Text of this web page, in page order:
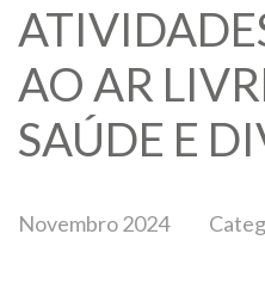
AO AR
SAÚDE E
Novembro 2024